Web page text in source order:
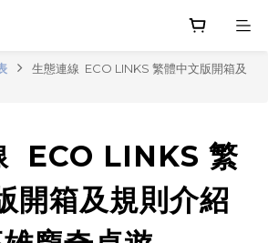
生態連線 ECO LINKS 繁體中文版開箱及
ECO LINKS 繁
開箱及規則介紹